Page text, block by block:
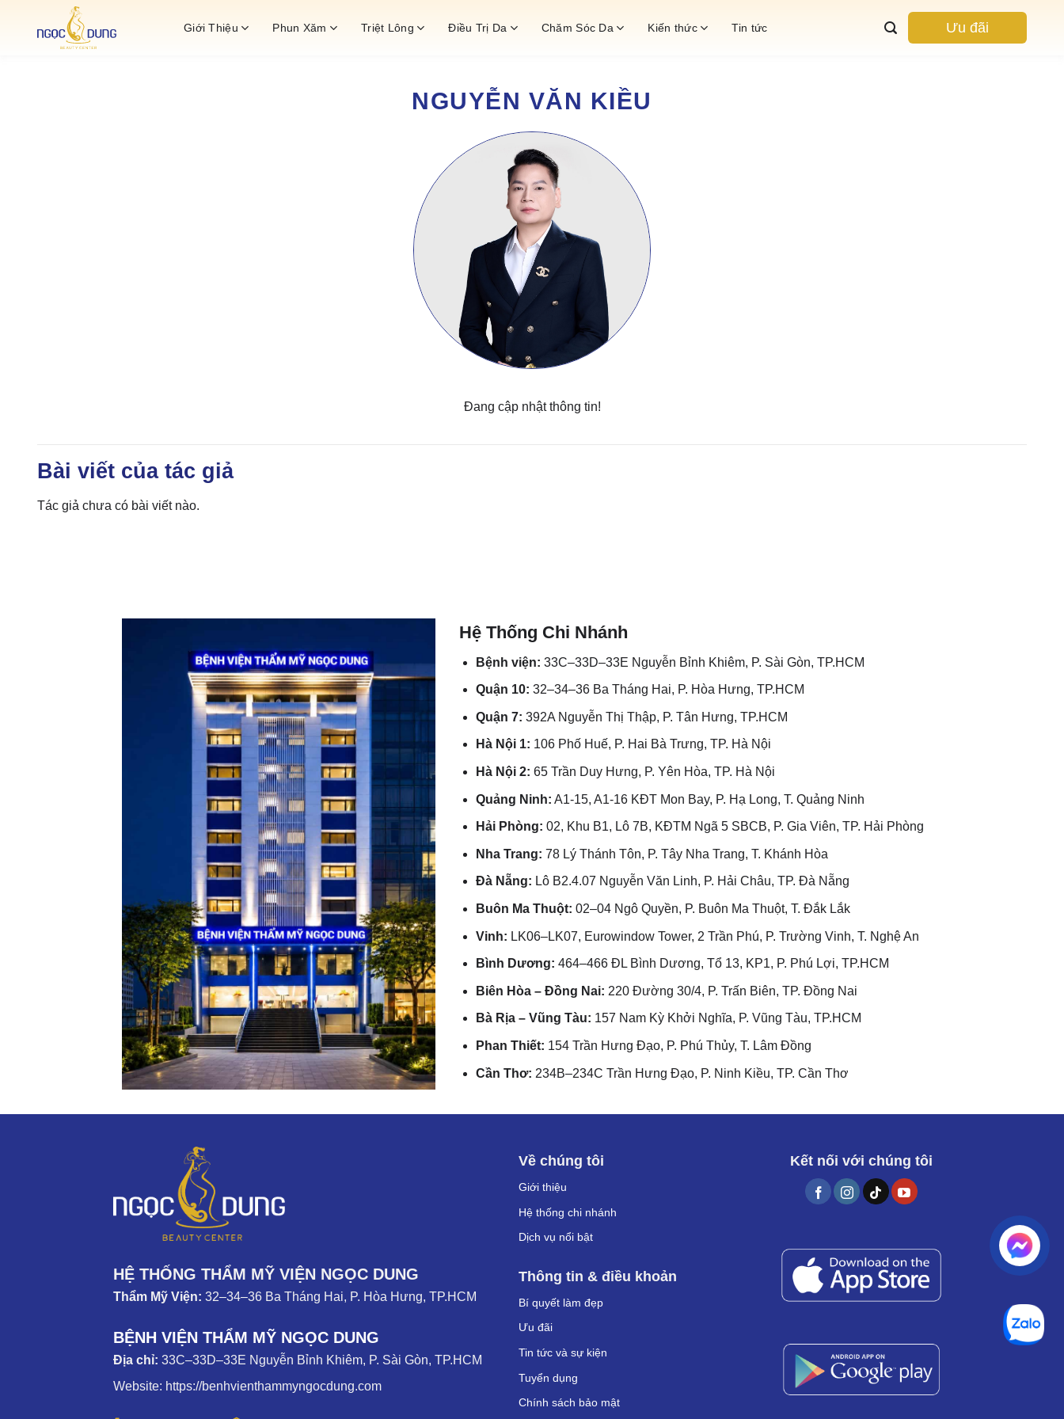
Giới Thiệu Phun Xăm Triệt Lông Điều Trị Da Chăm Sóc Da Kiến thức Tin tức Ưu đãi
NGUYỄN VĂN KIỀU
Đang cập nhật thông tin!
Bài viết của tác giả
Tác giả chưa có bài viết nào.
Hệ Thống Chi Nhánh
Bệnh viện: 33C–33D–33E Nguyễn Bỉnh Khiêm, P. Sài Gòn, TP.HCM
Quận 10: 32–34–36 Ba Tháng Hai, P. Hòa Hưng, TP.HCM
Quận 7: 392A Nguyễn Thị Thập, P. Tân Hưng, TP.HCM
Hà Nội 1: 106 Phố Huế, P. Hai Bà Trưng, TP. Hà Nội
Hà Nội 2: 65 Trần Duy Hưng, P. Yên Hòa, TP. Hà Nội
Quảng Ninh: A1-15, A1-16 KĐT Mon Bay, P. Hạ Long, T. Quảng Ninh
Hải Phòng: 02, Khu B1, Lô 7B, KĐTM Ngã 5 SBCB, P. Gia Viên, TP. Hải Phòng
Nha Trang: 78 Lý Thánh Tôn, P. Tây Nha Trang, T. Khánh Hòa
Đà Nẵng: Lô B2.4.07 Nguyễn Văn Linh, P. Hải Châu, TP. Đà Nẵng
Buôn Ma Thuột: 02–04 Ngô Quyền, P. Buôn Ma Thuột, T. Đắk Lắk
Vinh: LK06–LK07, Eurowindow Tower, 2 Trần Phú, P. Trường Vinh, T. Nghệ An
Bình Dương: 464–466 ĐL Bình Dương, Tổ 13, KP1, P. Phú Lợi, TP.HCM
Biên Hòa – Đồng Nai: 220 Đường 30/4, P. Trấn Biên, TP. Đồng Nai
Bà Rịa – Vũng Tàu: 157 Nam Kỳ Khởi Nghĩa, P. Vũng Tàu, TP.HCM
Phan Thiết: 154 Trần Hưng Đạo, P. Phú Thủy, T. Lâm Đồng
Cần Thơ: 234B–234C Trần Hưng Đạo, P. Ninh Kiều, TP. Cần Thơ
HỆ THỐNG THẨM MỸ VIỆN NGỌC DUNG
Thẩm Mỹ Viện: 32–34–36 Ba Tháng Hai, P. Hòa Hưng, TP.HCM
BỆNH VIỆN THẨM MỸ NGỌC DUNG
Địa chỉ: 33C–33D–33E Nguyễn Bỉnh Khiêm, P. Sài Gòn, TP.HCM
Website: https://benhvienthammyngocdung.com
Về chúng tôi
Giới thiệu
Hệ thống chi nhánh
Dịch vụ nổi bật
Thông tin & điều khoản
Bí quyết làm đẹp
Ưu đãi
Tin tức và sự kiện
Tuyển dụng
Chính sách bảo mật
Kết nối với chúng tôi